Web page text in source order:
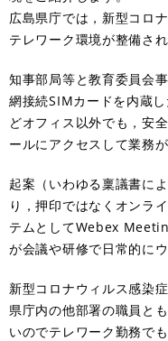
広島県庁では，新型コロ
テレワーク環境が整備され
知事部局等と教育委員会
網接続SIMカードを内蔵
どオフィス以外でも，安
ールにアクセスして業務
起案（いわゆる稟議書に
り，押印ではなくオンラ
テムとしてWebex
が会議や研修で日常的に
新型コロナウィルス感染
県庁内の他部署の職員と
いのでテレワーク勤務で